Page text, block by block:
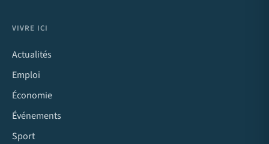
VIVRE ICI
Actualités
Emploi
Économie
Événements
Sport